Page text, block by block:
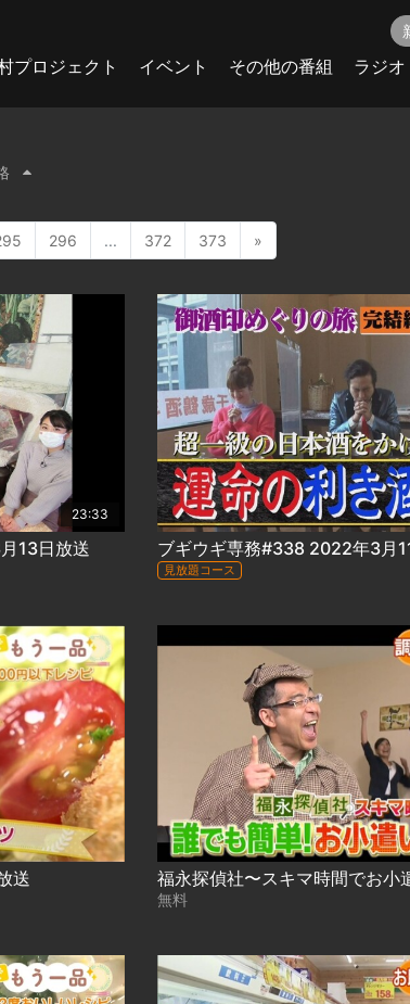
プロジェクト イベント その他の番組 ラジオ
296 ... 372 373 »
23:33
13日放送 ブギウギ専務#338 2022年3月
見放題コース
送
無料